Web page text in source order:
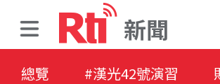
新聞
總覽 #漢光42號演習